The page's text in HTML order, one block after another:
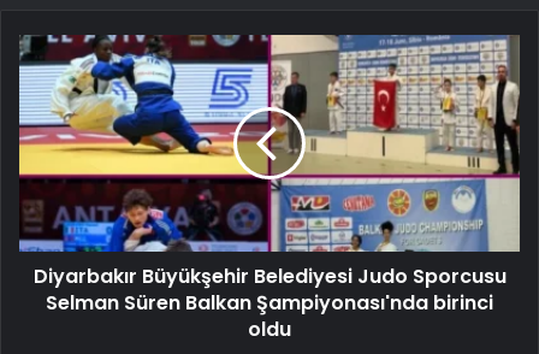
Diyarbakır Büyükşehir Belediyesi Judo Sporcusu
Selman Süren Balkan Şampiyonası'nda birinci
oldu